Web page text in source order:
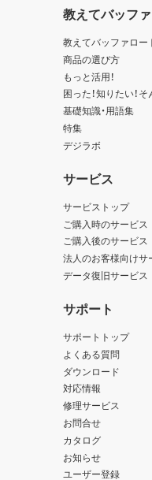
教えてバッフ
教えてバッファロー
商品の選び方
もっと活用！
困った！知りたい！
基礎知識・用語集
特集
デジラボ
サービス
サービストップ
ご購入時のサービス
ご購入後のサービス
法人のお客様向けサ
データ復旧サービス
サポート
サポートトップ
よくある質問
ダウンロード
対応情報
修理サービス
お問合せ
カタログ
お知らせ
ユーザー登録